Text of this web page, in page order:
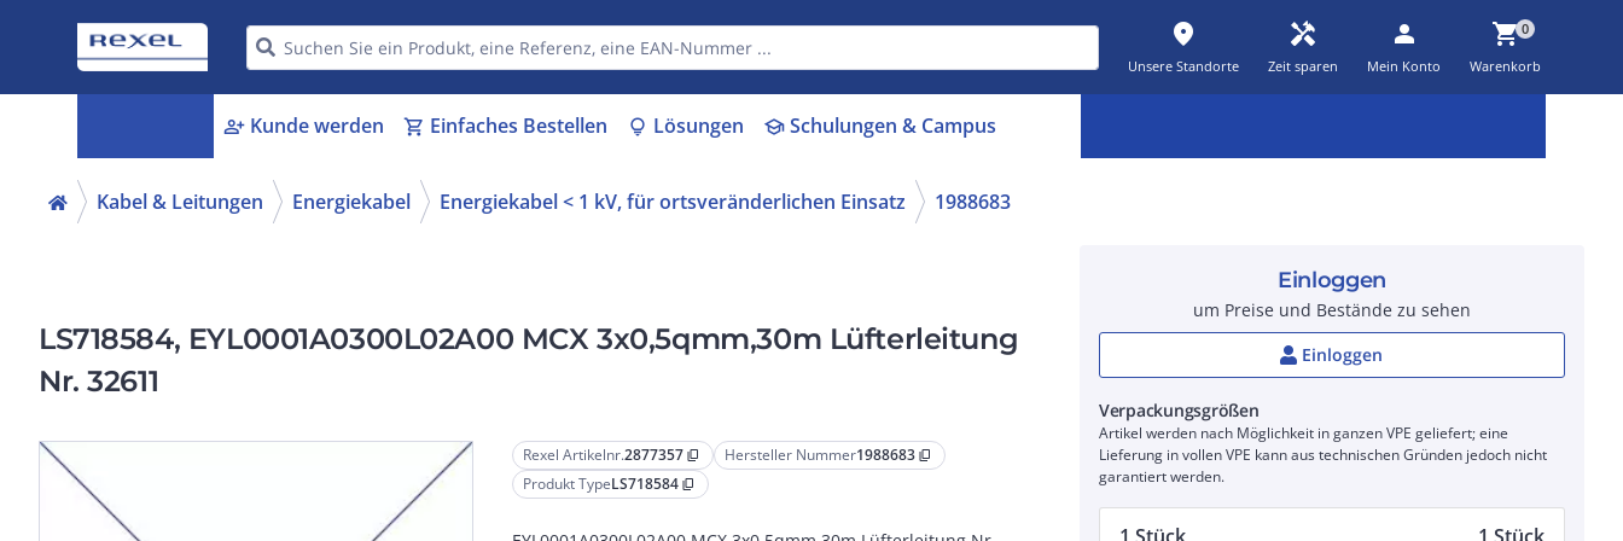
place
Unsere Standorte
handyman
Zeit sparen
person
Mein Konto
shopping_cart0
Warenkorb
person_add Kunde werden shopping_cart Einfaches Bestellen lightbulb Lösungen schoolSchulungen & Campus
Kabel & Leitungen Energiekabel Energiekabel < 1 kV, für ortsveränderlichen Einsatz 1988683
LS718584, EYL0001A0300L02A00 MCX 3x0,5qmm,30m Lüfterleitung
Nr. 32611
Rexel Artikelnr.2877357 content_copy Hersteller Nummer1988683 content_copy
Produkt TypeLS718584 content_copy
Einloggen
um Preise und Bestände zu sehen
Einloggen
Verpackungsgrößen
Artikel werden nach Möglichkeit in ganzen VPE geliefert; eine
Lieferung in vollen VPE kann aus technischen Gründen jedoch nicht
garantiert werden.